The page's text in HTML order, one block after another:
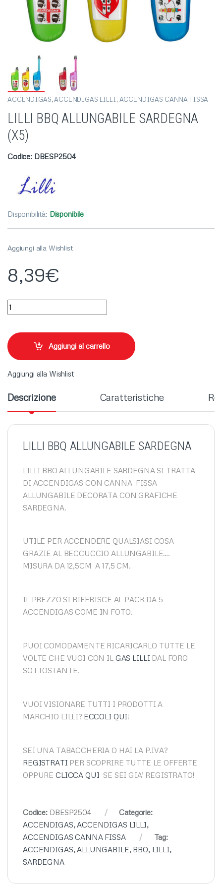
ACCENDIGAS,ACCENDIGAS LILLI, ACCENDIGAS CANNA FISSA
LILLI BBQ ALLUNGABILE SARDEGNA
(X5)
Codice: DBESP2504
Disponibilità: Disponibile
Aggiungi alla Wishlist
8,39€
LILLI BBQ ALLUNGABILE SARDEGNA (X5) quantity
Aggiungi al carrello
Aggiungi alla Wishlist
Descrizione Caratteristiche
LILLI BBQ ALLUNGABILE SARDEGNA
LILLI BBQ ALLUNGABILE SARDEGNA SI TRATTA
DI ACCENDIGAS CON CANNA FISSA
ALLUNGABILE DECORATA CON GRAFICHE
SARDEGNA.
UTILE PER ACCENDERE QUALSIASI COSA
GRAZIE AL BECCUCCIO ALLUNGABILE….
MISURA DA 12,5CM A 17,5 CM.
IL PREZZO SI RIFERISCE AL PACK DA 5
ACCENDIGAS COME IN FOTO.
PUOI COMODAMENTE RICARICARLO TUTTE LE
VOLTE CHE VUOI CON IL GAS LILLI DAL FORO
SOTTOSTANTE.
VUOI VISIONARE TUTTI I PRODOTTI A
MARCHIO LILLI? ECCOLI QUI!
SEI UNA TABACCHERIA O HAI LA P.IVA?
REGISTRATI PER SCOPRIRE TUTTE LE OFFERTE
OPPURE CLICCA QUI SE SEI GIA’ REGISTRATO!
Codice: DBESP2504
Categorie:
ACCENDIGAS,ACCENDIGAS LILLI,
ACCENDIGAS CANNA FISSA
Tag:
ACCENDIGAS,ALLUNGABILE, BBQ, LILLI,
SARDEGNA